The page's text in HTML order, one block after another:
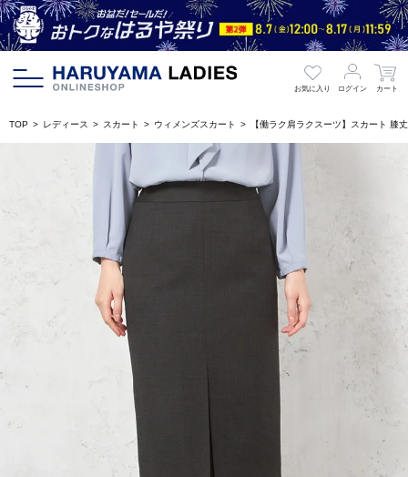
お気に入り ログイン カート
TOP レディース スカート ウィメンズスカート 【働ラク肩ラクスーツ】スカート 膝